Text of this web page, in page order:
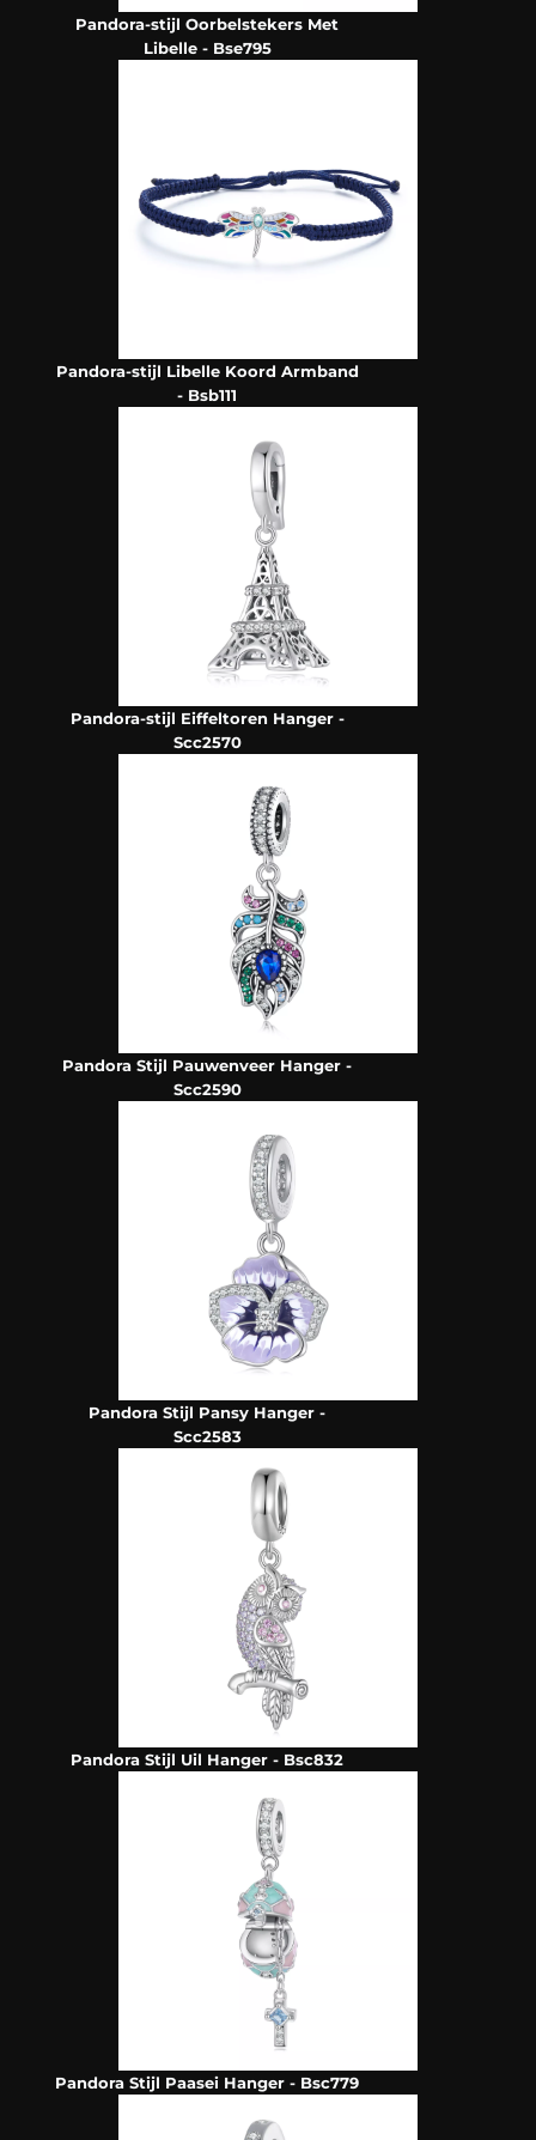
Pandora-stijl Oorbelstekers Met
Libelle - Bse795
Pandora-stijl Libelle Koord Armband
- Bsb111
Pandora-stijl Eiffeltoren Hanger -
Scc2570
Pandora Stijl Pauwenveer Hanger -
Scc2590
Pandora Stijl Pansy Hanger -
Scc2583
Pandora Stijl Uil Hanger - Bsc832
Pandora Stijl Paasei Hanger - Bsc779